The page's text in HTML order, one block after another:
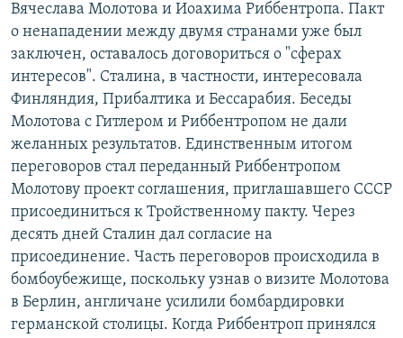
Вячеслава Молотова и Иоахима Риббентропа. Пакт
о ненападении между двумя странами уже был
заключен, оставалось договориться о "сферах
интересов". Сталина, в частности, интересовала
Финляндия, Прибалтика и Бессарабия. Беседы
Молотова с Гитлером и Риббентропом не дали
желанных результатов. Единственным итогом
переговоров стал переданный Риббентропом
Молотову проект соглашения, приглашавшего СССР
присоединиться к Тройственному пакту. Через
десять дней Сталин дал согласие на
присоединение. Часть переговоров происходила в
бомбоубежище, поскольку узнав о визите Молотова
в Берлин, англичане усилили бомбардировки
германской столицы. Когда Риббентроп принялся